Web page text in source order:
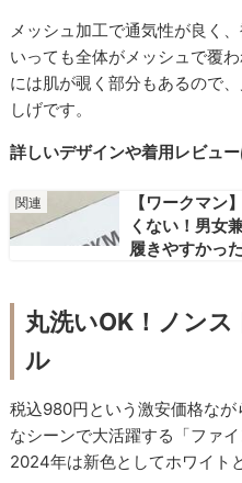
メッシュ加工で通気性が良く
いっても全体がメッシュで覆
には肌が覗く部分もあるので
しげです。
詳しいデザインや着用レビュ
【ワークマン
くない！男女
履きやすかった
丸洗いOK！ノン
ル
税込980円という激安価格な
なシーンで大活躍する「ファ
2024年は新色としてホワイト